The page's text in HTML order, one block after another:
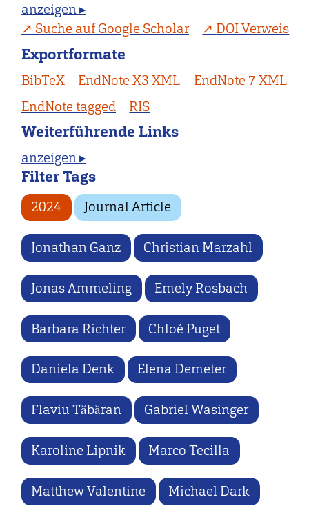
anzeigen ▸
Suche auf Google Scholar
DOI Verweis
Exportformate
BibTeX EndNote X3 XML
EndNote 7 XML
EndNote tagged
RIS
Weiterführende Links
anzeigen ▸
Filter Tags
2024 Journal Article
Jonathan Ganz Christian Marzahl
Jonas Ammeling Emely Rosbach
Barbara Richter Chloé Puget
Daniela Denk Elena Demeter
Flaviu Tăbăran Gabriel Wasinger
Karoline Lipnik Marco Tecilla
Matthew Valentine Michael Dark